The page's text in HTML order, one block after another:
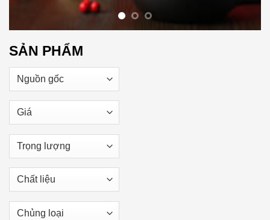
SẢN PHẨM